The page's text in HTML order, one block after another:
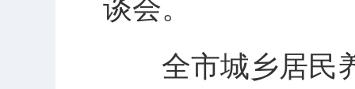
谈会。
全市城乡居民养